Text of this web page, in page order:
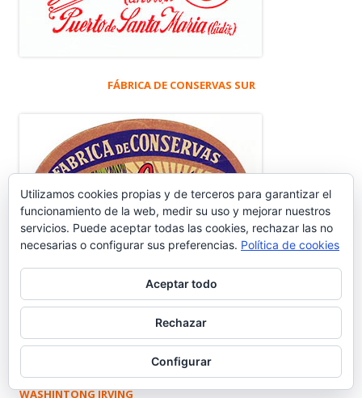
FÁBRICA DE CONSERVAS SUR
CENSO Y EVOLUCIÓN HABITANTES
WASHINTONG IRVING
Utilizamos cookies propias y de terceros para garantizar el
funcionamiento de la web, medir su uso y mejorar nuestros
servicios. Puede aceptar todas las cookies, rechazar las no
necesarias o configurar sus preferencias. Política de cookies
Aceptar todo
Rechazar
Configurar